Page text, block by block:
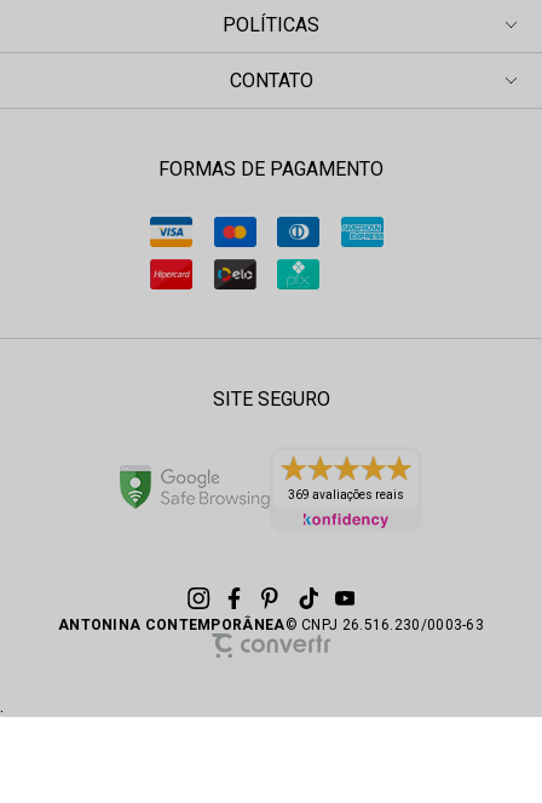
POLÍTICAS
CONTATO
FORMAS DE PAGAMENTO
SITE SEGURO
369 avaliações reais
ANTONINA CONTEMPORÂNEA© CNPJ 26.516.230/0003-63
.